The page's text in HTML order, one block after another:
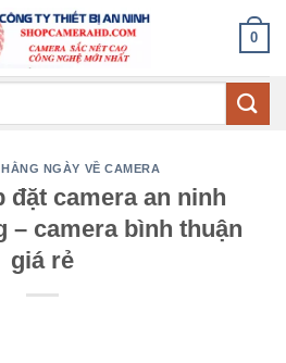
0
NGÀY VỀ CAMERA
đặt camera an ninh
– camera bình thuận
giá rẻ